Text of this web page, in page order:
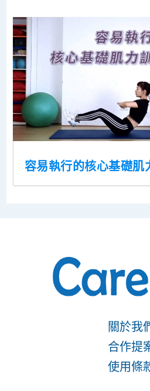
容易執行的核心基礎肌
關於我
合作提
使用條